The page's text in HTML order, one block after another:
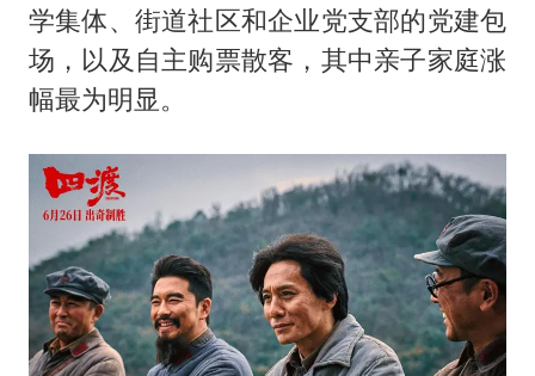
学集体、街道社区和企业党支部的党建包
场，以及自主购票散客，其中亲子家庭涨
幅最为明显。